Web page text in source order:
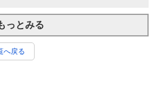
っとみる
へ戻る